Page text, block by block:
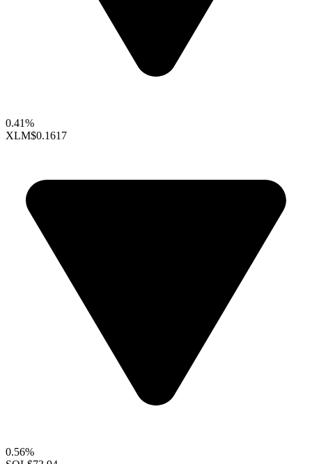
0.41%
XLM$0.1617
0.56%